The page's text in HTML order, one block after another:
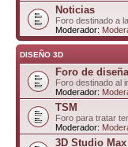
Noticias
Foro destinado a
Moderador:
DISEÑO 3D
Foro de
Foro destinado al
Moderador:
TSM
Foro para tratar
Moderador:
3D Studio